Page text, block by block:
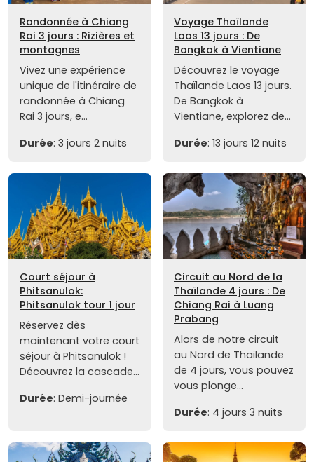
Randonnée à Chiang
Rai 3 jours : Rizières et
montagnes
Vivez une expérience
unique de l'itinéraire de
randonnée à Chiang
Rai 3 jours, e...
Durée: 3 jours 2 nuits
Voyage Thaïlande
Laos 13 jours : De
Bangkok à Vientiane
Découvrez le voyage
Thaïlande Laos 13 jours.
De Bangkok à
Vientiane, explorez de...
Durée: 13 jours 12 nuits
Court séjour à
Phitsanulok:
Phitsanulok tour 1 jour
Réservez dès
maintenant votre court
séjour à Phitsanulok !
Découvrez la cascade...
Durée: Demi-journée
Circuit au Nord de la
Thaïlande 4 jours : De
Chiang Rai à Luang
Prabang
Alors de notre circuit
au Nord de Thaïlande
de 4 jours, vous pouvez
vous plonge...
Durée: 4 jours 3 nuits